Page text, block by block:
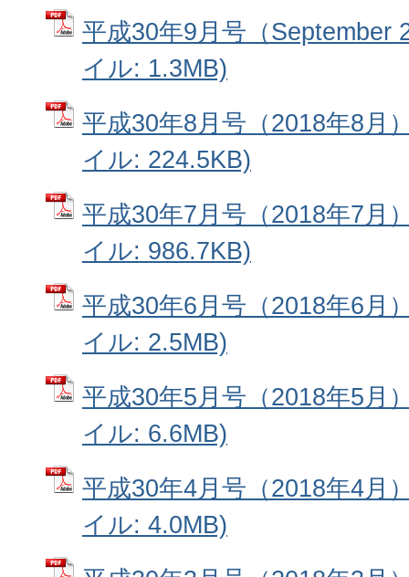
平成30年9月号（September
イル: 1.3MB)
平成30年8月号（2018年8月
イル: 224.5KB)
平成30年7月号（2018年7月
イル: 986.7KB)
平成30年6月号（2018年6月
イル: 2.5MB)
平成30年5月号（2018年5月
イル: 6.6MB)
平成30年4月号（2018年4月
イル: 4.0MB)